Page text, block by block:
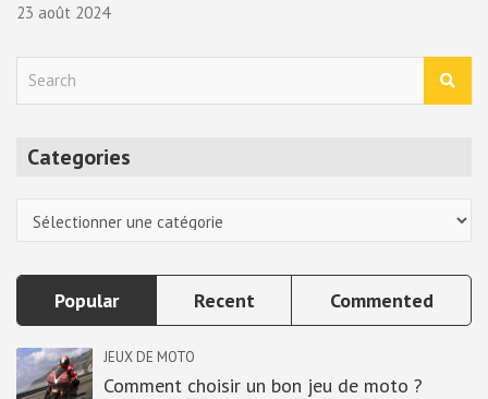
23 août 2024
Categories
Popular Recent Commented
JEUX DE MOTO
Comment choisir un bon jeu de moto ?